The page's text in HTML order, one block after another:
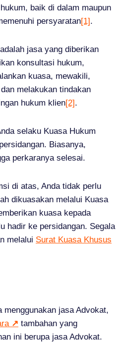
baik di dalam maupun
persyaratan[1].
jasa yang diberikan
konsultasi hukum,
kuasa, mewakili,
melakukan tindakan
hukum klien[2].
selaku Kuasa Hukum
Biasanya,
perkaranya selesai.
di atas, Anda tidak perlu
dikuasakan melalui Kuasa
kuasa kepada
hadir ke persidangan. Segala
melalui Surat Kuasa Khusus
menggunakan jasa Advokat,
↗ tambahan yang
ini berupa jasa Advokat.